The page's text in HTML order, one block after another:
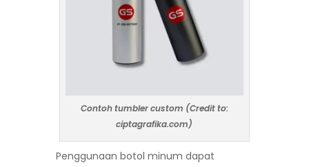
Contoh tumbler custom (Credit to:
ciptagrafika.com)
Penggunaan botol minum dapat